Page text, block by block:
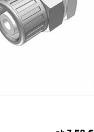
DEN WARENKORB